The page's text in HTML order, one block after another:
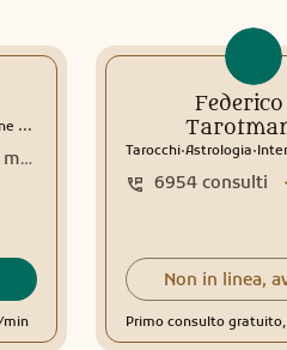
media recensioni
min
Tarocchi.Astrologia.
6954 consulti
Non in linea,
Primo consulto